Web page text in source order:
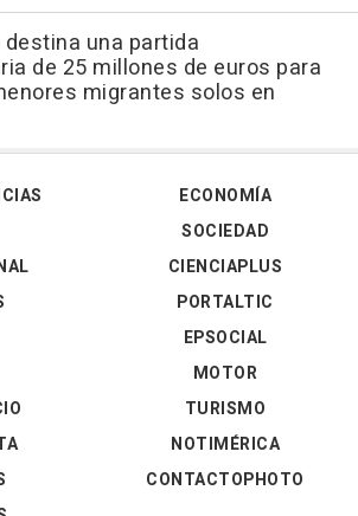
destina una partida
de 25 millones de euros para
migrantes solos en
ECONOMÍA
SOCIEDAD
CIENCIAPLUS
PORTALTIC
EPSOCIAL
MOTOR
TURISMO
NOTIMÉRICA
CONTACTOPHOTO